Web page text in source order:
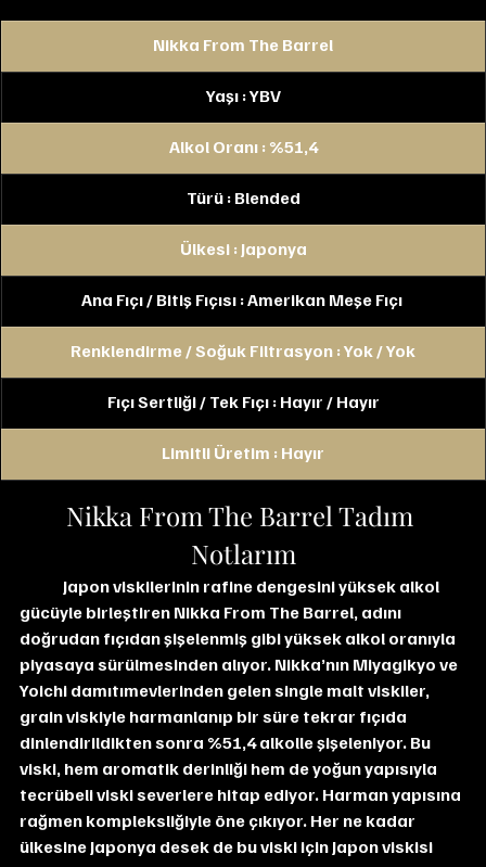
Nikka From The Barrel
Yaşı : YBV
Alkol Oranı : %51,4
Türü : Blended
Ülkesi : Japonya
Ana Fıçı / Bitiş Fıçısı : Amerikan Meşe Fıçı
Renklendirme / Soğuk Filtrasyon : Yok / Yok
Fıçı Sertliği / Tek Fıçı : Hayır / Hayır
Limitli Üretim : Hayır
Nikka From The Barrel Tadım
Notlarım
Japon viskilerinin rafine dengesini yüksek alkol
gücüyle birleştiren Nikka From The Barrel, adını
doğrudan fıçıdan şişelenmiş gibi yüksek alkol oranıyla
piyasaya sürülmesinden alıyor. Nikka’nın Miyagikyo ve
Yoichi damıtımevlerinden gelen single malt viskiler,
grain viskiyle harmanlanıp bir süre tekrar fıçıda
dinlendirildikten sonra %51,4 alkolle şişeleniyor. Bu
viski, hem aromatik derinliği hem de yoğun yapısıyla
tecrübeli viski severlere hitap ediyor. Harman yapısına
rağmen kompleksliğiyle öne çıkıyor. Her ne kadar
ülkesine Japonya desek de bu viski için Japon viskisi